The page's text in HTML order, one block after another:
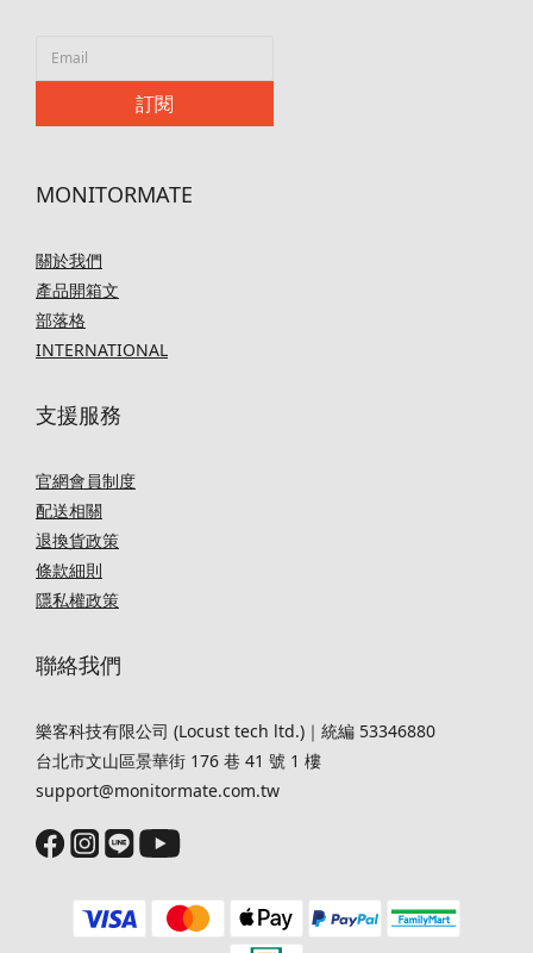
訂閱
MONITORMATE
關於我們
產品開箱文
部落格
INTERNATIONAL
支援服務
官網會員制度
配送相關
退換貨政策
條款細則
隱私權政策
聯絡我們
樂客科技有限公司 (Locust tech ltd.)｜統編 53346880
台北市文山區景華街 176 巷 41 號 1 樓
support@monitormate.com.tw